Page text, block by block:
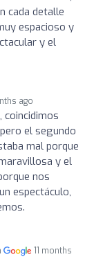
cada detalle
espacioso y
y el
ago
coincidimos
el segundo
mal porque
y el
nos
espectáculo,
11 months